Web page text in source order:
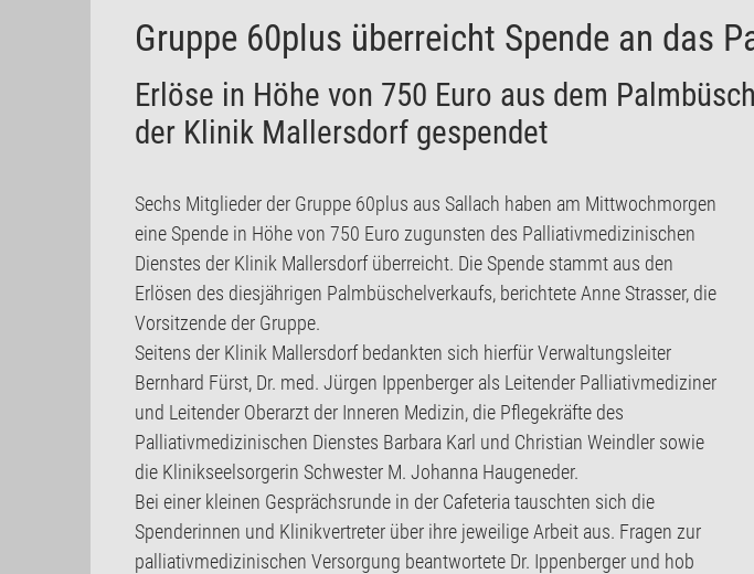
Gruppe 60plus überreicht Spende an das
Erlöse in Höhe von 750 Euro aus dem
der Klinik Mallersdorf gespendet
Sechs Mitglieder der Gruppe 60plus aus Sallach haben am Mittwochmorgen
eine Spende in Höhe von 750 Euro zugunsten des Palliativmedizinischen
Dienstes der Klinik Mallersdorf überreicht. Die Spende stammt aus den
Erlösen des diesjährigen Palmbüschelverkaufs, berichtete Anne Strasser, die
Vorsitzende der Gruppe.
Seitens der Klinik Mallersdorf bedankten sich hierfür Verwaltungsleiter
Bernhard Fürst, Dr. med. Jürgen Ippenberger als Leitender Palliativmediziner
und Leitender Oberarzt der Inneren Medizin, die Pflegekräfte des
Palliativmedizinischen Dienstes Barbara Karl und Christian Weindler sowie
die Klinikseelsorgerin Schwester M. Johanna Haugeneder.
Bei einer kleinen Gesprächsrunde in der Cafeteria tauschten sich die
Spenderinnen und Klinikvertreter über ihre jeweilige Arbeit aus. Fragen zur
palliativmedizinischen Versorgung beantwortete Dr. Ippenberger und hob